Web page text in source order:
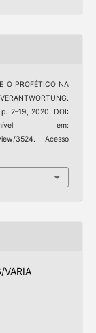
O PROFÉTICO NA
2–19, 2020. DOI:
em:
3524. Acesso
VARIA